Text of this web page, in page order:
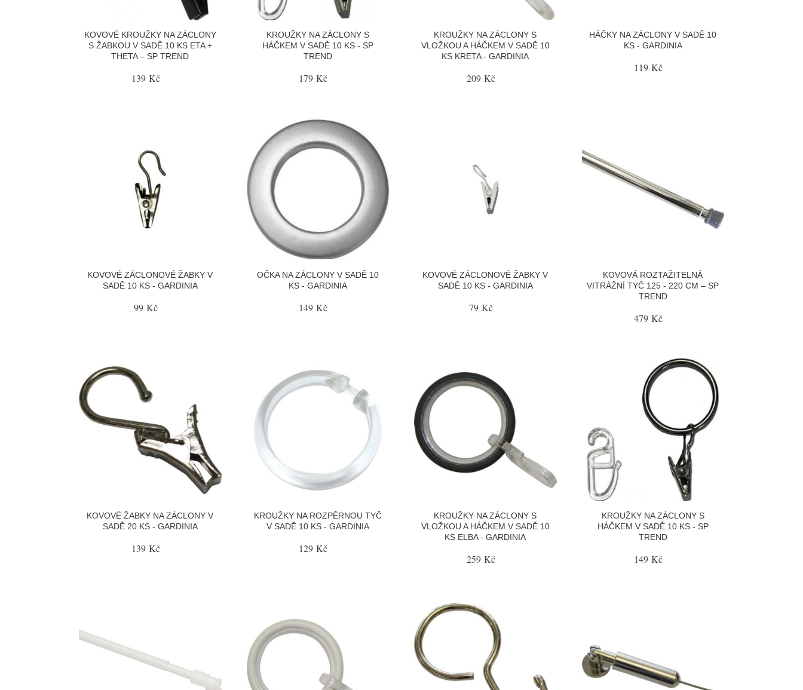
KOVOVÉ KROUŽKY NA ZÁCLONY
S ŽABKOU V SADĚ 10 KS ETA +
THETA – SP TREND
139 Kč
KROUŽKY NA ZÁCLONY S
HÁČKEM V SADĚ 10 KS - SP
TREND
179 Kč
KROUŽKY NA ZÁCLONY S
VLOŽKOU A HÁČKEM V SADĚ 10
KS KRETA - GARDINIA
209 Kč
HÁČKY NA ZÁCLONY V SADĚ 10
KS - GARDINIA
119 Kč
KOVOVÉ ZÁCLONOVÉ ŽABKY V
SADĚ 10 KS - GARDINIA
99 Kč
OČKA NA ZÁCLONY V SADĚ 10
KS - GARDINIA
149 Kč
KOVOVÉ ZÁCLONOVÉ ŽABKY V
SADĚ 10 KS - GARDINIA
79 Kč
KOVOVÁ ROZTAŽITELNÁ
VITRÁŽNÍ TYČ 125 - 220 CM – SP
TREND
479 Kč
KOVOVÉ ŽABKY NA ZÁCLONY V
SADĚ 20 KS - GARDINIA
139 Kč
KROUŽKY NA ROZPĚRNOU TYČ
V SADĚ 10 KS - GARDINIA
129 Kč
KROUŽKY NA ZÁCLONY S
VLOŽKOU A HÁČKEM V SADĚ 10
KS ELBA - GARDINIA
259 Kč
KROUŽKY NA ZÁCLONY S
HÁČKEM V SADĚ 10 KS - SP
TREND
149 Kč